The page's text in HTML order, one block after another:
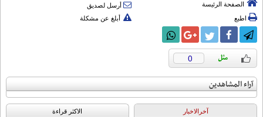
الصفحة الرئيسة
أرسل لصديق
اطبع
أبلغ عن مشكلة
0
آراء المشاهدين
آخرالاخبار الاکثر قراءة